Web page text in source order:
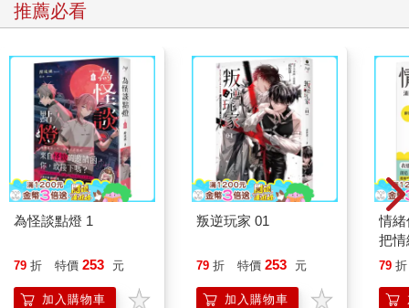
──科學家探尋神祕資訊場》、《難以置信II─尋訪諸神的網
年5月30日他在臺灣南投暨南大學的演講《人體身心靈科學》。
子：看得見、摸得著、聽得見、聞得到的世界是可感知世界，科
學所能觀測、分析、研究、證實的世界屬於可認知世界，可認知
世界包含了可感知世界。可感知世界和可認知世界是處於動態狀
態，隨著科學發展，其領域或邊界會不斷擴展。在可感知世界之
外存在著不可感知世界，在可認知世界之外也存在著不可認知世
界。
父：是的。還需要注意的是，即使在可感知世界和可認知世界的
範圍內，人們的感知和認識，也不一定都是正確的。就拿與我們
的生活最緊密最熟悉的地球和太陽為例，最早人們以為「天圓地
方」，地是方的平的，太陽圍繞著大地轉。到西元前六世紀，古
幾何形體中是最完美的，後來亞裡士多德根據月食時月面出現的
推薦必看
為怪談點燈 1
79 折 特價 253 元
加入購物車
叛逆玩家 01
79 折 特價 253 元
加入購物車
情
把
誰
79 折